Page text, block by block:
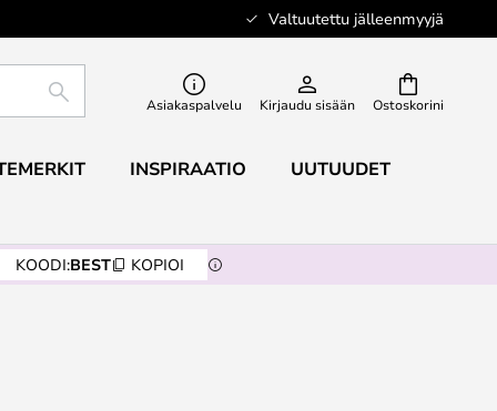
Valtuutettu jälleenmyyjä
Ostoskorini
ETSI Asiakaspalvelu Kirjaudu sisään
INSPIRAATIO UUTUUDET
KOODI:BEST KOPIOI